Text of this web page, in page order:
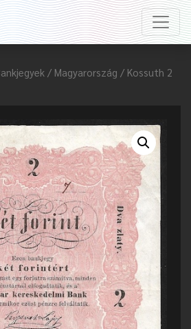
/ Magyarország / Kossuth 2